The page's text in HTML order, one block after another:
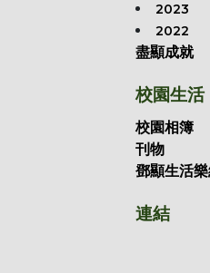
2023
2022
盡顯成就
校園生活
校園相簿
刊物
鄧顯生活
連結